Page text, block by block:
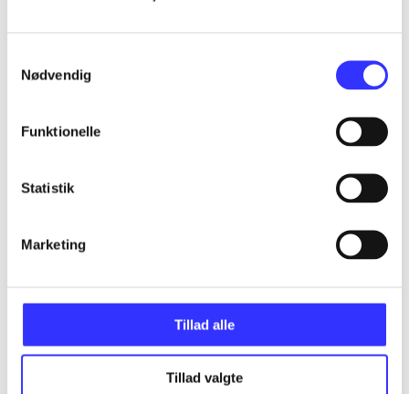
Nødvendig
Funktionelle
Statistik
Marketing
Tillad alle
Tillad valgte
...
...